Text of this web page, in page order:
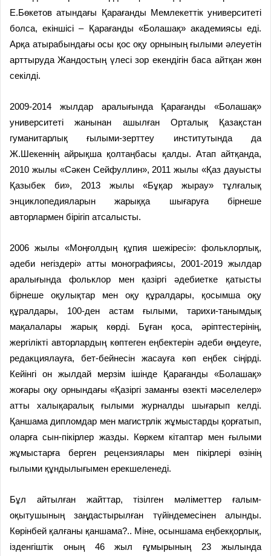
Е.Бөкетов атындағы Қарағанды Мемлекеттік университеті
болса, екіншісі – Қарағанды «Болашақ» академиясы еді.
Арқа атырабындағы осы қос оқу орнының ғылыми әлеуетін
арттыруда Жандостың үлесі зор екендігін баса айтқан жөн
секілді.
2009-2014 жылдар аралығында Қарағанды «Болашақ»
университеті жанынан ашылған Орталық Қазақстан
гуманитарлық ғылыми-зерттеу институтында да
Ж.Шекеннің айрықша қолтаңбасы қалды. Атап айтқанда,
2010 жылы «Сәкен Сейфуллин», 2011 жылы «Қаз дауысты
Қазыбек би», 2013 жылы «Бұқар жырау» тұлғалық
энциклопедияларын жарыққа шығаруға бірнеше
авторлармен бірігіп атсалысты.
2006 жылы «Моңғолдың құпия шежіресі»: фольклорлық,
әдеби негіздері» атты монографиясы, 2001-2019 жылдар
аралығында фольклор мен қазіргі әдебиетке қатысты
бірнеше оқулықтар мен оқу құралдары, қосымша оқу
құралдары, 100-ден астам ғылыми, тарихи-танымдық
мақалалары жарық көрді. Бұған қоса, әріптестерінің,
жергілікті авторлардың көптеген еңбектерін әдеби өңдеуге,
редакциялауға, бет-бейнесін жасауға көп еңбек сіңірді.
Кейінгі он жылдай мерзім ішінде Қарағанды «Болашақ»
жоғары оқу орнындағы «Қазіргі заманғы өзекті мәселелер»
атты халықаралық ғылыми журналды шығарып келді.
Қаншама дипломдар мен магистрлік жұмыстарды қорғатып,
оларға сын-пікірлер жазды. Көркем кітаптар мен ғылыми
жұмыстарға берген рецензиялары мен пікірлері өзінің
ғылыми құндылығымен ерекшеленеді.
Бұл айтылған жайттар, тізілген мәліметтер ғалым-
оқытушының заңдастырылған түйіндемесінен алынды.
Көрінбей қалғаны қаншама?.. Міне, осыншама еңбекқорлық,
ізденгіштік оның 46 жыл ғұмырының 23 жылында